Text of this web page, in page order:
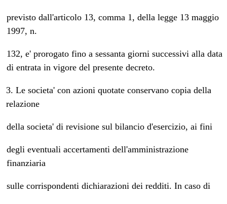
previsto dall'articolo 13, comma 1, della legge 13 maggio
1997, n.
132, e' prorogato fino a sessanta giorni successivi alla data
di entrata in vigore del presente decreto.
3. Le societa' con azioni quotate conservano copia della
relazione
della societa' di revisione sul bilancio d'esercizio, ai fini
degli eventuali accertamenti dell'amministrazione
finanziaria
sulle corrispondenti dichiarazioni dei redditi. In caso di